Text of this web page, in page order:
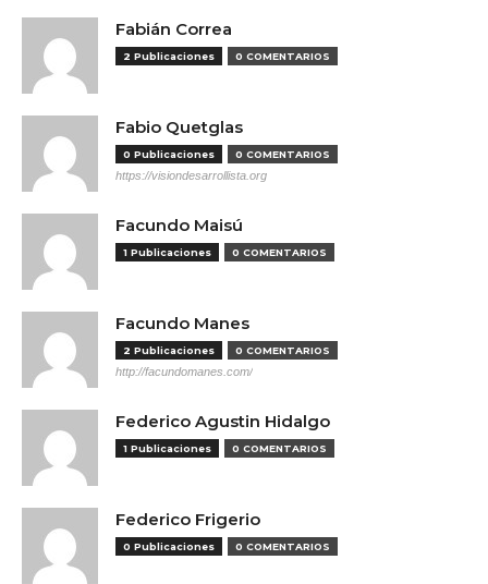
Fabián Correa
2 Publicaciones 0 COMENTARIOS
Fabio Quetglas
0 Publicaciones 0 COMENTARIOS
https://visiondesarrollista.org
Facundo Maisú
1 Publicaciones 0 COMENTARIOS
Facundo Manes
2 Publicaciones 0 COMENTARIOS
http://facundomanes.com/
Federico Agustin Hidalgo
1 Publicaciones 0 COMENTARIOS
Federico Frigerio
0 Publicaciones 0 COMENTARIOS